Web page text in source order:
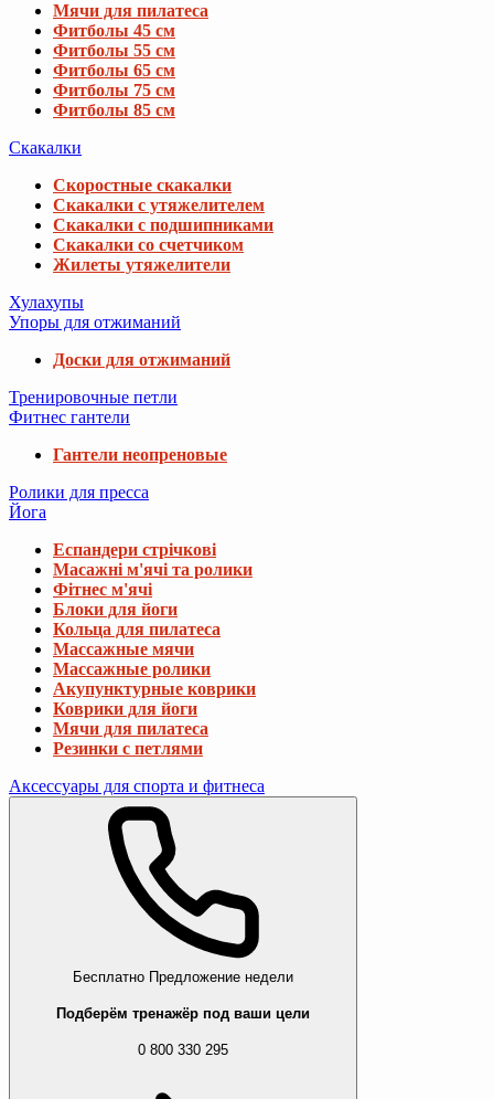
Мячи для пилатеса
Фитболы 45 см
Фитболы 55 см
Фитболы 65 см
Фитболы 75 см
Фитболы 85 см
Скакалки
Скоростные скакалки
Скакалки с утяжелителем
Скакалки с подшипниками
Скакалки со счетчиком
Жилеты утяжелители
Хулахупы
Упоры для отжиманий
Доски для отжиманий
Тренировочные петли
Фитнес гантели
Гантели неопреновые
Ролики для пресса
Йога
Еспандери стрічкові
Масажні м'ячі та ролики
Фітнес м'ячі
Блоки для йоги
Кольца для пилатеса
Массажные мячи
Массажные ролики
Акупунктурные коврики
Коврики для йоги
Мячи для пилатеса
Резинки с петлями
Аксессуары для спорта и фитнеса
Бесплатно Предложение недели
Подберём тренажёр под ваши цели
0 800 330 295